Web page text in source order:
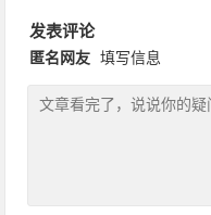
发表评论
匿名网友 填写信息